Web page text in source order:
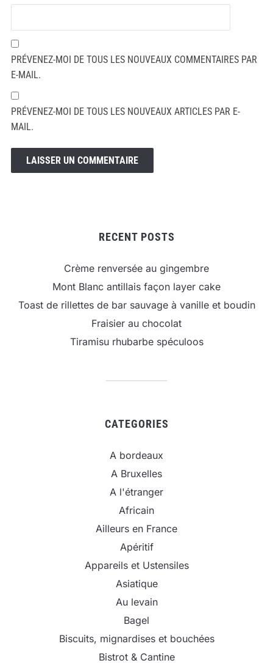
PRÉVENEZ-MOI DE TOUS LES NOUVEAUX COMMENTAIRES PAR
E-MAIL.
PRÉVENEZ-MOI DE TOUS LES NOUVEAUX ARTICLES PAR E-
MAIL.
RECENT POSTS
Crème renversée au gingembre
Mont Blanc antillais façon layer cake
Toast de rillettes de bar sauvage à vanille et boudin
Fraisier au chocolat
Tiramisu rhubarbe spéculoos
CATEGORIES
A bordeaux
A Bruxelles
A l'étranger
Africain
Ailleurs en France
Apéritif
Appareils et Ustensiles
Asiatique
Au levain
Bagel
Biscuits, mignardises et bouchées
Bistrot & Cantine